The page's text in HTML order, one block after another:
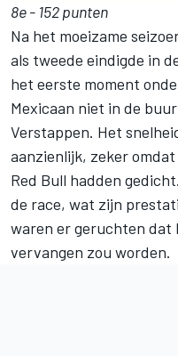
8e - 152 punten
Na het moeizame
als tweede eindigde in
het eerste moment
Mexicaan niet in de
Verstappen. Het
aanzienlijk, zeker
Red Bull hadden
de race, wat zijn
waren er geruchten dat
vervangen zou worden.